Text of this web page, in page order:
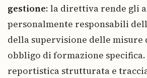
gestione: la direttiva rende gli
personalmente responsabili
della supervisione delle misure
obbligo di formazione
reportistica strutturata e